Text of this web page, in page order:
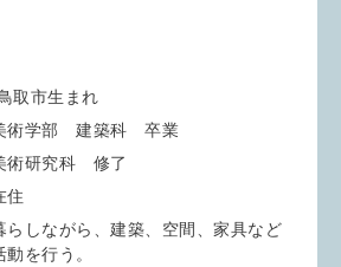
取市生まれ
術学部 建築科 卒業
術研究科 修了
住
らしながら、建築、空間、家具など
を行う。